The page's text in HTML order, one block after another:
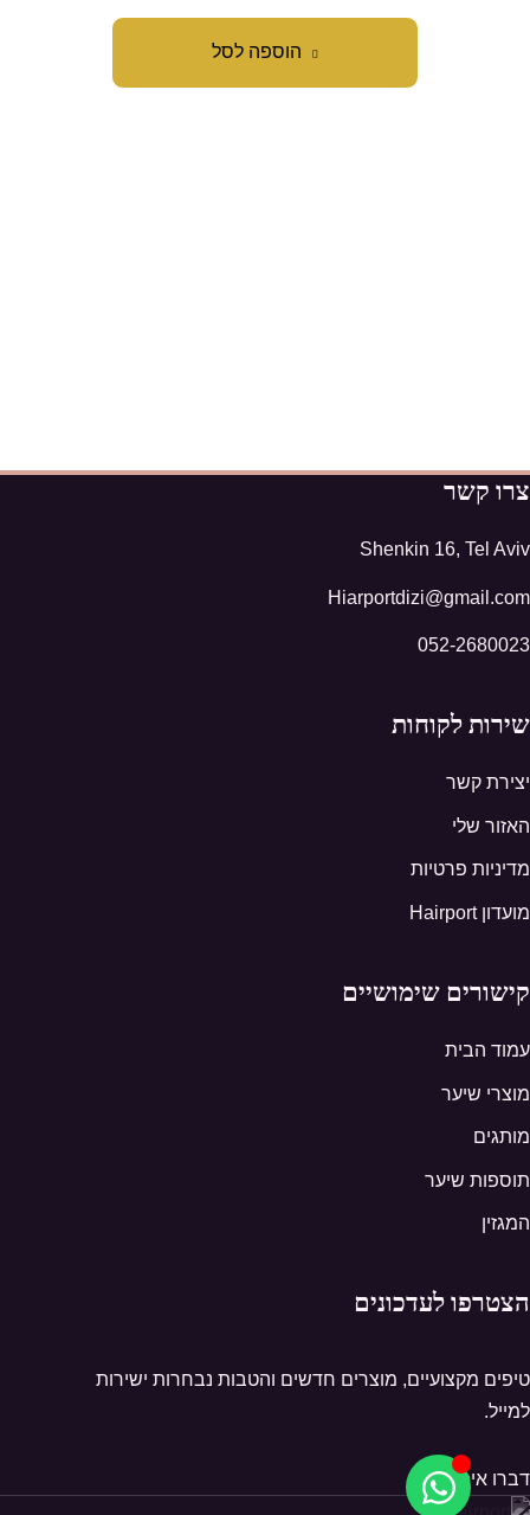
הוספה לסל
צרו קשר
Shenkin 16, Tel Aviv
Hiarportdizi@gmail.com
052-2680023
שירות לקוחות
יצירת קשר
האזור שלי
מדיניות פרטיות
מועדון Hairport
קישורים שימושיים
עמוד הבית
מוצרי שיער
מותגים
תוספות שיער
המגזין
הצטרפו לעדכונים
טיפים מקצועיים, מוצרים חדשים והטבות נבחרות ישירות
למייל.
דברו איתנו